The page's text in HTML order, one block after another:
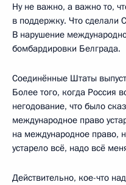
Ну не важно, а важно то,
в поддержку. Что сделали
В нарушение
бомбардировки Белграда.
Соединённые Штаты
Более того, когда Россия
негодование, что было
международное право
на международное право,
устарело всё, надо всё
Действительно, кое-что